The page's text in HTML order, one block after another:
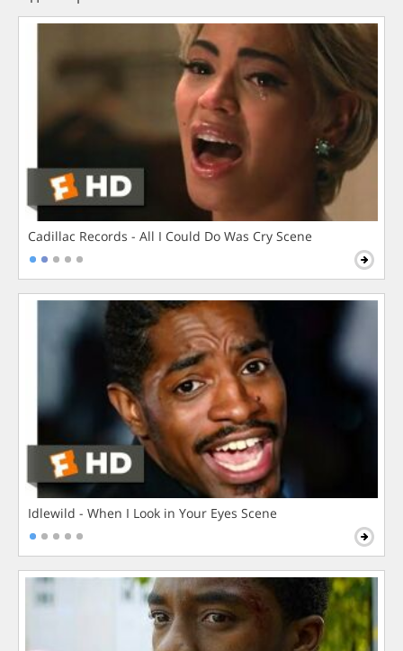
Cadillac Records - All I Could Do Was Cry Scene
Idlewild - When I Look in Your Eyes Scene